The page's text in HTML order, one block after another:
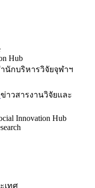
Hub
นักบริหารวิจัยจุฬาฯ
ข่าวสารงานวิจัยและ
Innovation Hub
เทศ